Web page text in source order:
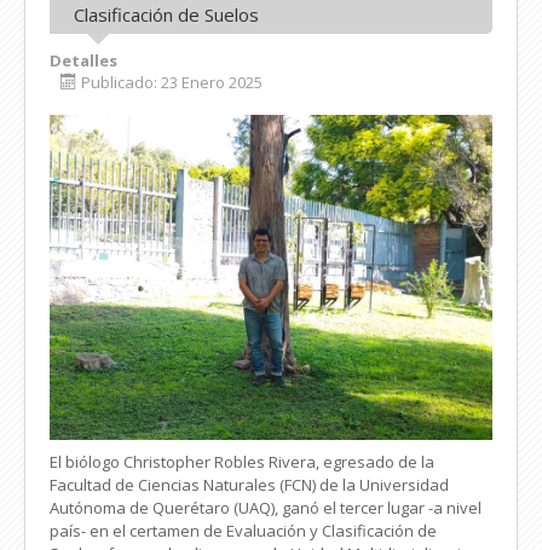
Clasificación de Suelos
Detalles
Publicado: 23 Enero 2025
El biólogo Christopher Robles Rivera, egresado de la
Facultad de Ciencias Naturales (FCN) de la Universidad
Autónoma de Querétaro (UAQ), ganó el tercer lugar -a nivel
país- en el certamen de Evaluación y Clasificación de